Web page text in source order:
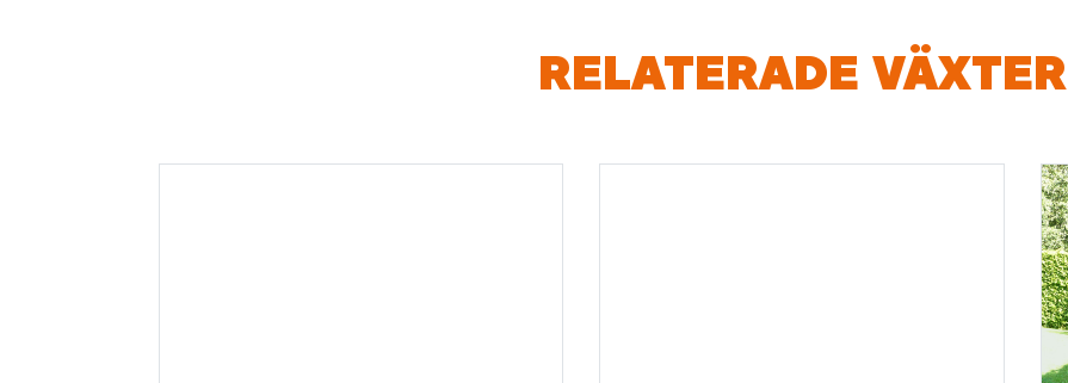
RELATERADE VÄXTER